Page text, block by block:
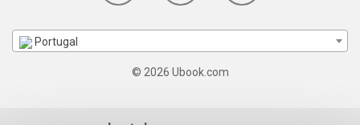
Portugal
© 2026 Ubook.com